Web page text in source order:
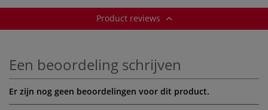
Product reviews
Een beoordeling schrijven
Er zijn nog geen beoordelingen voor dit product.